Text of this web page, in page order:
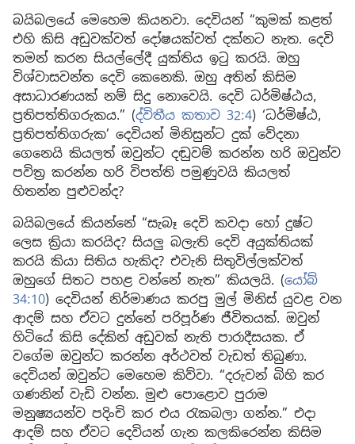
බයිබලයේ මෙහෙම කියනවා. දෙවියන් “කුමක් කළත්
එහි කිසි අඩුවක්වත් දෝෂයක්වත් දක්නට නැත. දෙවි
තමන් කරන සියල්ලේදී යුක්තිය ඉටු කරයි. ඔහු
විශ්වාසවන්ත දෙවි කෙනෙකි. ඔහු අතින් කිසිම
අසාධාරණයක් නම් සිදු නොවෙයි. දෙවි ධර්මිෂ්ඨය,
ප්‍රතිපත්තිගරුකය.” (ද්විතීය කතාව 32:4) ‘ධර්මිෂ්ඨ,
ප්‍රතිපත්තිගරුක’ දෙවියන් මිනිසුන්ට දුක් වේදනා
ගෙනෙයි කියලත් ඔවුන්ට දඬුවම් කරන්න හරි ඔවුන්ව
පවිත්‍ර කරන්න හරි විපත්ති පමුණුවයි කියලත්
හිතන්න පුළුවන්ද?
බයිබලයේ කියන්නේ “සැබෑ දෙවි කවදා හෝ දුෂ්ට
ලෙස ක්‍රියා කරයිද? සියලු බලැති දෙවි අයුක්තියක්
කරයි කියා සිතිය හැකිද? එවැනි සිතුවිල්ලක්වත්
ඔහුගේ සිතට පහළ වන්නේ නැත” කියලයි. (යෝබ්
34:10) දෙවියන් නිර්මාණය කරපු මුල් මිනිස් යුවළ වන
ආදම් සහ ඒවට දුන්නේ පරිපූර්ණ ජීවිතයක්. ඔවුන්
හිටියේ කිසි දේකින් අඩුවක් නැති පාරාදීසයක. ඒ
වගේම ඔවුන්ට කරන්න අර්ථවත් වැඩත් තිබුණා.
දෙවියන් ඔවුන්ට මෙහෙම කිව්වා. “දරුවන් බිහි කර
ගණනින් වැඩි වන්න. මුළු පොළොව පුරාම
මනුෂ්‍යයන්ව පදිංචි කර එය රැකබලා ගන්න.” එදා
ආදම් සහ ඒවට දෙවියන් ගැන කලකිරෙන්න කිසිම